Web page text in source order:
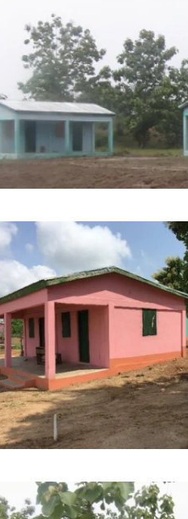
BILD ANZEIGEN
BILD ANZEIGEN